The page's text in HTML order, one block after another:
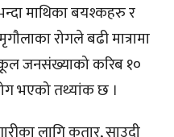
माथिका बयश्कहरु र
रोगले बढी मात्रामा
जनसंख्याको करिब १०
भएको तथ्यांक छ ।